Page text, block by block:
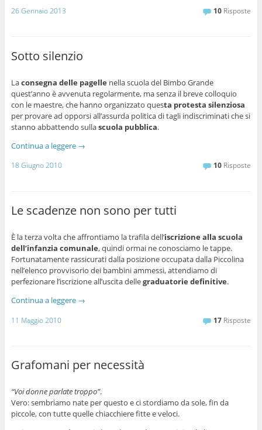
26 Gennaio 2013 10 Risposte
Sotto silenzio
Laconsegna delle pagelle nella scuola del Bimbo Grande
quest’anno è avvenuta regolarmente, ma senza il breve colloquio
con le maestre, che hanno organizzato questa protesta silenziosa
per provare ad opporsi all’assurda politica di tagli indiscriminati che si
stanno abbattendo sullascuola pubblica.
Continua a leggere →
18 Giugno 2010 10 Risposte
Le scadenze non sono per tutti
È la terza volta che affrontiamo la trafila dell’iscrizione alla scuola
dell’infanzia comunale, quindi ormai ne conosciamo le tappe.
Fortunatamente rassicurati dalla posizione occupata dalla Piccolina
nell’elenco provvisorio dei bambini ammessi, attendiamo di
perfezionare l’iscrizione all’uscita dellegraduatorie definitive.
Continua a leggere →
11 Maggio 2010 17 Risposte
Grafomani per necessità
“Voi donne parlate troppo”.
Vero: sembriamo nate per questo e ci stordiamo da sole, fin da
piccole, con tutte quelle chiacchiere fitte e veloci.